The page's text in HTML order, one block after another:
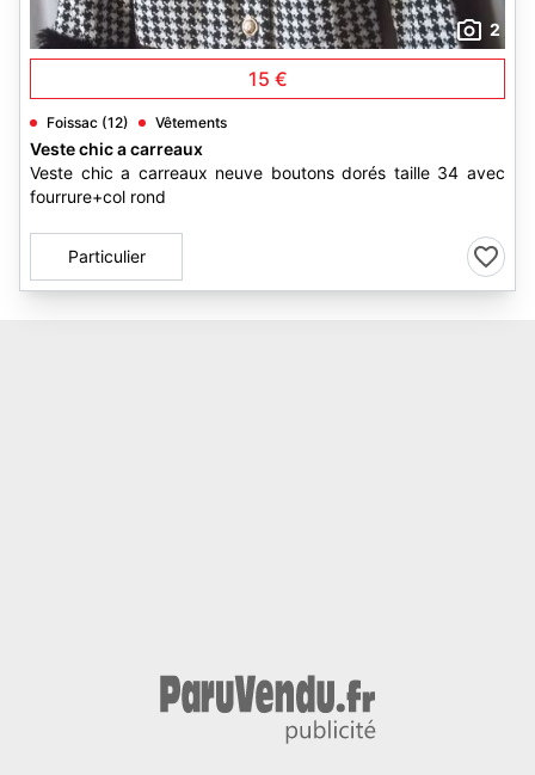
2
15 €
Foissac (12) Vêtements
Veste chic a carreaux
Veste chic a carreaux neuve boutons dorés taille 34 avec
fourrure+col rond
Particulier